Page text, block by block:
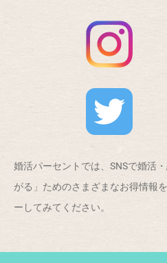
婚活パーセントでは、SNSで婚活
がる」ためのさまざまなお得情報
ーしてみてください。